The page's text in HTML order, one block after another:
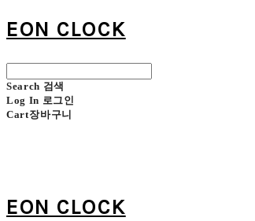
EON CLOCK
Search 검색
Log In 로그인
Cart장바구니
EON CLOCK